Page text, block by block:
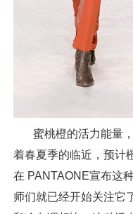
蜜桃橙的活力能量，
着春夏季的临近，预计
在 PANTAONE宣布这
师们就已经开始关注它